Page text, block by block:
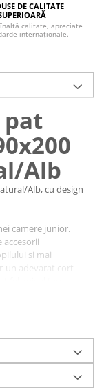
DE CALITATE
înaltă calitate, apreciate
internaționale.
pat
Alb
Alb, cu design
camere junior.
accesorii
si mai
un adevarat cort
este
Tipi